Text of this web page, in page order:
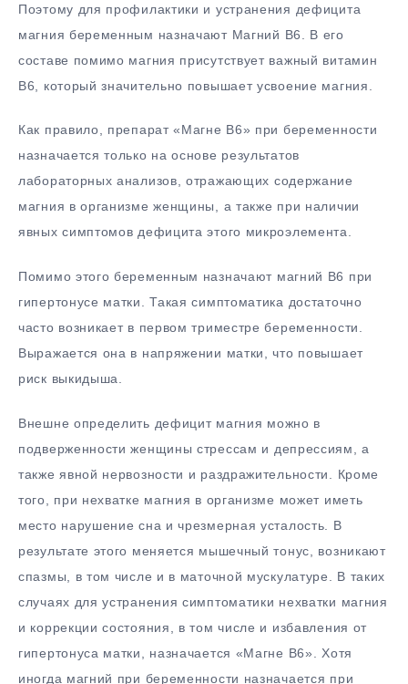
Поэтому для профилактики и устранения дефицита
магния беременным назначают Магний В6. В его
составе помимо магния присутствует важный витамин
В6, который значительно повышает усвоение магния.
Как правило, препарат «Магне В6» при беременности
назначается только на основе результатов
лабораторных анализов, отражающих содержание
магния в организме женщины, а также при наличии
явных симптомов дефицита этого микроэлемента.
Помимо этого беременным назначают магний В6 при
гипертонусе матки. Такая симптоматика достаточно
часто возникает в первом триместре беременности.
Выражается она в напряжении матки, что повышает
риск выкидыша.
Внешне определить дефицит магния можно в
подверженности женщины стрессам и депрессиям, а
также явной нервозности и раздражительности. Кроме
того, при нехватке магния в организме может иметь
место нарушение сна и чрезмерная усталость. В
результате этого меняется мышечный тонус, возникают
спазмы, в том числе и в маточной мускулатуре. В таких
случаях для устранения симптоматики нехватки магния
и коррекции состояния, в том числе и избавления от
гипертонуса матки, назначается «Магне В6». Хотя
иногда магний при беременности назначается при